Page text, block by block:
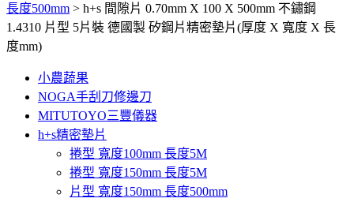
長度500mm > h+s 間隙片 0.70mm X 100 X 500mm 不鏽鋼
1.4310 片型 5片裝 德國製 矽鋼片精密墊片(厚度 X 寬度 X 長
度mm)
小農蔬果
NOGA手刮刀修邊刀
MITUTOYO三豐儀器
h+s精密墊片
捲型 寬度100mm 長度5M
捲型 寬度150mm 長度5M
片型 寬度150mm 長度500mm